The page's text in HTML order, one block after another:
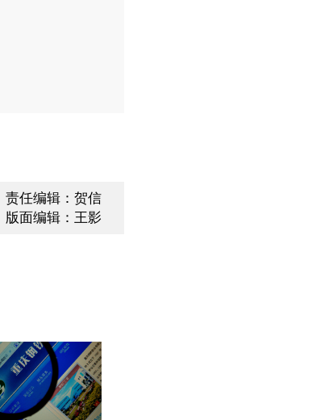
责任编辑：贺信
版面编辑：王影